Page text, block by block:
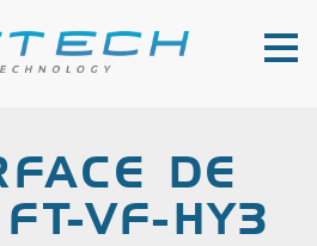
DE
VF-HY3